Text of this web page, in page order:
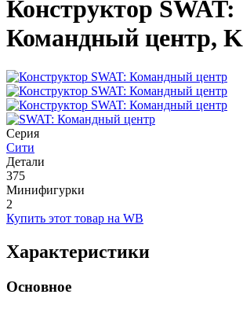
Конструктор SWAT:
Командный центр,
Серия
Сити
Детали
375
Минифигурки
2
Купить этот товар на WB
Характеристики
Основное